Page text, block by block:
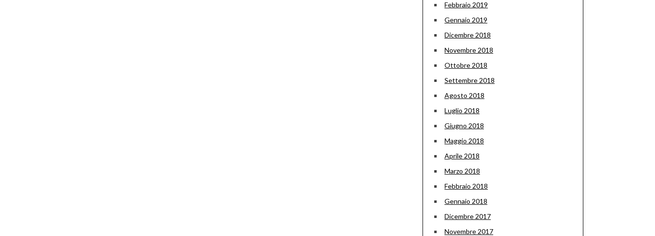
Febbraio 2019
Gennaio 2019
Dicembre 2018
Novembre 2018
Ottobre 2018
Settembre 2018
Agosto 2018
Luglio 2018
Giugno 2018
Maggio 2018
Aprile 2018
Marzo 2018
Febbraio 2018
Gennaio 2018
Dicembre 2017
Novembre 2017